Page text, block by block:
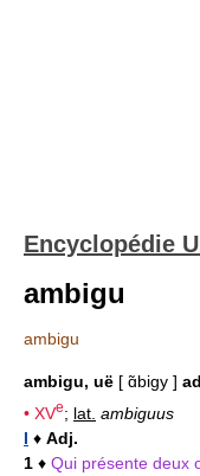
Encyclopédie
ambigu
ambigu
ambigu, uë [ ɑ̃bigy ]
• XVe; lat. ambiguus
I ♦ Adj.
1 ♦ Qui présente deux